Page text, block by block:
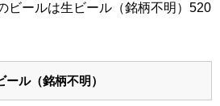
ビールは生ビール（銘柄不明）520
ール（銘柄不明）